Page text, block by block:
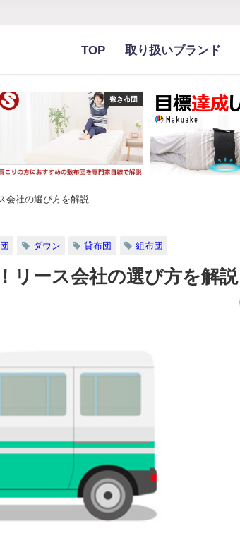
TOP 取り扱いブランド
敷き布団
会社の選び方を解説
ダウン 貸布団 組布団
リース会社の選び方を解説